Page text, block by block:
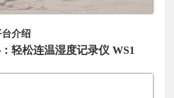
介绍
：轻松连温湿度记录仪 WS1